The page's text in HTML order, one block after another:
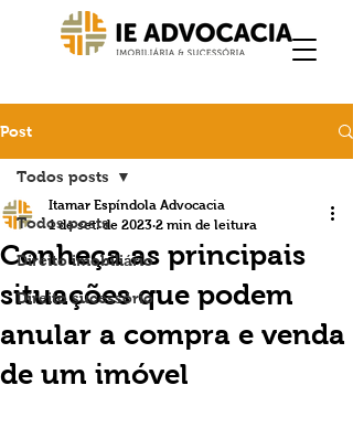
Post
Todos posts
Direito imobiliário
Direito sucessório
Todos posts
Conheça as principais
situações que podem
anular a compra e venda
de um imóvel
Itamar Espíndola Advocacia
1 de set. de 2023 2 min de leitura